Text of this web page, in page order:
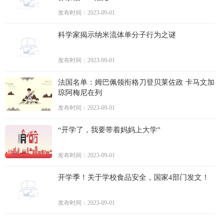
发布时间：2023-09-01
科学家揭示纳米流体单分子行为之谜
发布时间：2023-09-01
法国名单：姆巴佩领衔格刀登贝莱佐政 卡马文加
琼阿梅尼在列
发布时间：2023-09-01
“开学了，我要带着妈妈上大学”
发布时间：2023-09-01
开学季！关于学校食品安全，国家4部门发文！
发布时间：2023-09-01